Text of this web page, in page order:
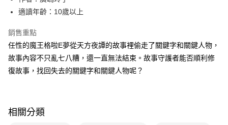
相關說明
1.本服務由台灣大哥大提供，台灣大哥大用戶可立即使用無須另外申請。
流程，驗證手機門號後，選擇欲分期的期數、繳款截止日，確認付款後即完
成交易。
3.實際核准額度、可分期數及費用金額請依後續交易確認頁面所載為準。
4.訂單成立30分鐘內，如未前往確認交易或遇審核未通過，訂單將自動取
1.分期款項不併入電信帳單，「大哥付你分期」於每月結算日後寄送繳費提
AFTEE先享後付
相關說明
AFTEE先享後付是「在收到商品之後才付款」的支付方式。 讓您購物簡單
便利好安心！
【「AFTEE先享後付」結帳流程】
ATM付款
每筆NT$70，滿NT$499(含以上)免運費
適讀年齡：10歲以上
銷售重點
任性的魔王格啦E夢從天方夜譚的故事裡偷走了關鍵字和關鍵人物，
故事內容不只亂七八糟，還一直無法結束。故事守護者能否順利修
復故事，找回失去的關鍵字和關鍵人物呢？
相關分類